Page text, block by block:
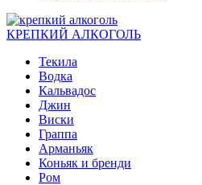
КРЕПКИЙ АЛКОГОЛЬ
Текила
Водка
Кальвадос
Джин
Виски
Граппа
Арманьяк
Коньяк и бренди
Ром